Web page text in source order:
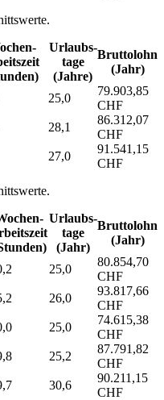
Urlaubs­
tage
(Jahre)
Bruttolohn
(Jahr)
25,0
79.903,85
CHF
28,1
86.312,07
CHF
27,0
91.541,15
CHF
Urlaubs­
tage
(Jahr)
Bruttolohn
(Jahr)
25,0
80.854,70
CHF
26,0
93.817,66
CHF
25,0
74.615,38
CHF
25,2
87.791,82
CHF
30,6
90.211,15
CHF